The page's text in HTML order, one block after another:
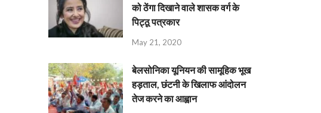
को ठेंगा दिखाने वाले शासक वर्ग के
पिट्ठू पत्रकार
May 21, 2020
बेलसोनिका यूनियन की सामूहिक भूख
हड़ताल, छंटनी के खिलाफ आंदोलन
तेज करने का आह्वान